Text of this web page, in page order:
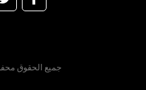
جميع الحقوق